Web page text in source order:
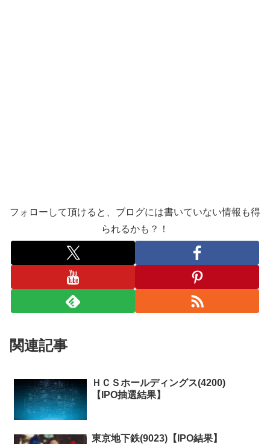
フォローして頂けると、ブログには書いていない情報も得
られるかも？！
関連記事
ＨＣＳホールディングス(4200)
【IPO抽選結果】
東京地下鉄(9023)【IPO結果】